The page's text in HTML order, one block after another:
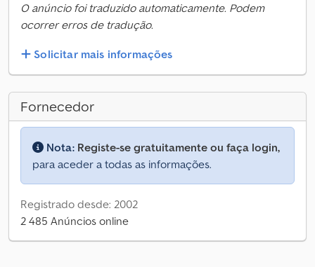
O anúncio foi traduzido automaticamente. Podem
ocorrer erros de tradução.
Solicitar mais informações
Fornecedor
Nota: Registe-se gratuitamente ou faça login,
para aceder a todas as informações.
Registrado desde: 2002
2 485 Anúncios online